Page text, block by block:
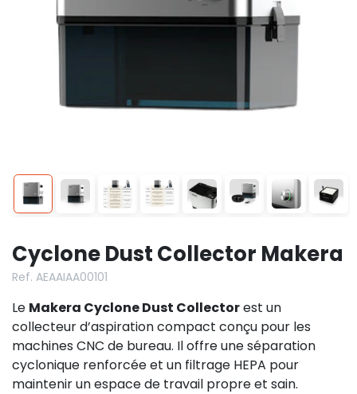
Cyclone Dust Collector Makera
Ref. AEAAIAA00101
Le Makera Cyclone Dust Collectorest un
collecteur d’aspiration compact conçu pour les
machines CNC de bureau. Il offre une séparation
cyclonique renforcée et un filtrage HEPA pour
maintenir un espace de travail propre et sain.